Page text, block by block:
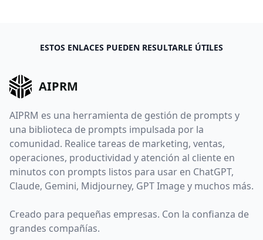
ESTOS ENLACES PUEDEN RESULTARLE ÚTILES
AIPRM
AIPRM es una herramienta de gestión de prompts y
una biblioteca de prompts impulsada por la
comunidad. Realice tareas de marketing, ventas,
operaciones, productividad y atención al cliente en
minutos con prompts listos para usar en ChatGPT,
Claude, Gemini, Midjourney, GPT Image y muchos más.
Creado para pequeñas empresas. Con la confianza de
grandes compañías.